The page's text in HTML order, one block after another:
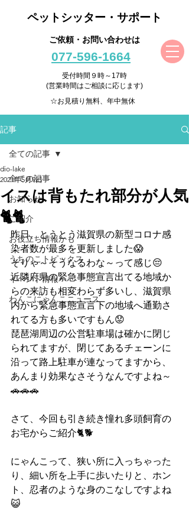
ペットシッター・サポート
ご依頼・お問い合わせは
077-596-1664
受付時間９時～17時
(営業時間はご相談に応じます)
☆お見積り無料、年中無休
記事
全ての記事
お知らせ
ご紹介
お役立ち情報かも
うちのこトピックス
イベント情報
わんこにゃんこニュース
全ての記事
イスは背もたれ部分が人気
🐈🐈
dio-lake
2021年5月9日
昨日、とうとう滋賀県の新型コロナ感
染者数が最多を更新しました😱
そりゃ～そうなるわな～って感じ😔
近隣府県の緊急事態宣言出てる地域か
らの来訪も相変わらず多いし、滋賀県
内から緊急事態宣言下の地域へ通勤さ
れてる方も多いですもん😟
琵琶湖周辺の公営駐車場は確かに閉じ
られてますが、閉じてあるチェーンに
沿って路上駐車が連なってますから、
あんまり効果なさそうなんですよね～
🚗🚗🚗
さて、今回も引き続き憧れ多頭飼育の
お宅からご紹介🐈🐕
にゃんこって、狭い所に入っちゃった
り、細い所を上手に歩いたりと、ホン
ト、忍者のような身のこなしですよね
😺